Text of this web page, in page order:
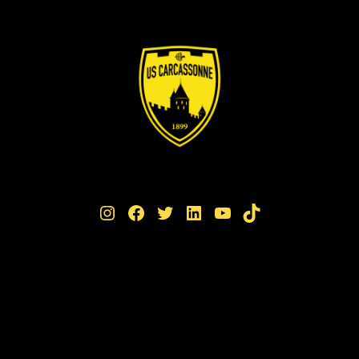
Instagram Facebook Twitter LinkedIn YouTube TikTok